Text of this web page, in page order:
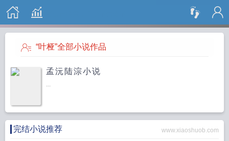
搜 索
“叶桠”全部小说作品
孟沅陆淙小说
...
完结小说推荐 www.xiaoshuob.com